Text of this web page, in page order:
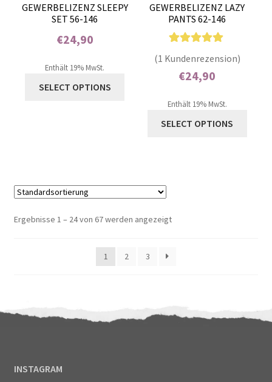
GEWERBELIZENZ SLEEPY
SET 56-146
€24,90
Enthält 19% MwSt.
SELECT OPTIONS
GEWERBELIZENZ LAZY
PANTS 62-146
basierend auf
(1 Kundenrezension)
€24,90
Enthält 19% MwSt.
SELECT OPTIONS
Ergebnisse 1 – 24 von 67 werden angezeigt
1 2 3
INSTAGRAM